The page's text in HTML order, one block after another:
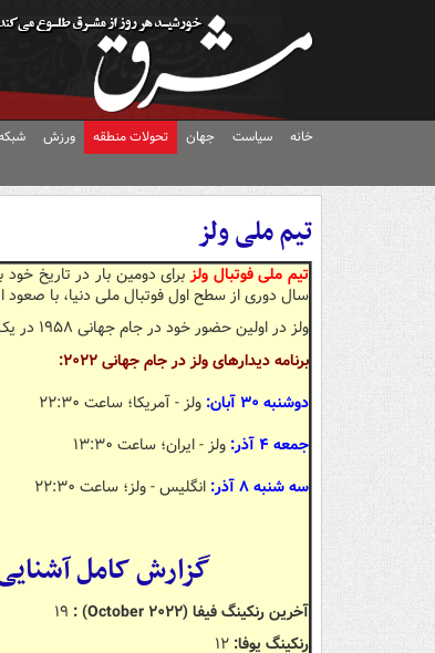
خانه سیاست جهان تحولات منطقه ورزش
تیم ملی ولز
تیم ملی فوتبال ولز
سال دوری از سطح اول فوتبال ملی دنیا، با صعود
ولز در اولین حضور خود در جام جهانی ۱۹۵۸ در یک چهارم نهایی با یک گل به برزیل باخت و حذف شد. برزیلی که در نهایت قهرمان جهان شد.
برنامه دیدارهای ولز در جام جهانی ۲۰۲۲:
دوشنبه ۳۰ آبان:
ولز - آمریکا؛ ساعت ۲۲:۳۰
جمعه ۴ آذر:
ولز - ایران؛ ساعت ۱۳:۳۰
سه شنبه ۸ آذر:
انگلیس - ولز؛ ساعت ۲۲:۳۰
گزارش کامل
آخرین رنکینگ فیفا (October ۲۰۲۲) : ۱۹
رنکینگ یوفا: ۱۲